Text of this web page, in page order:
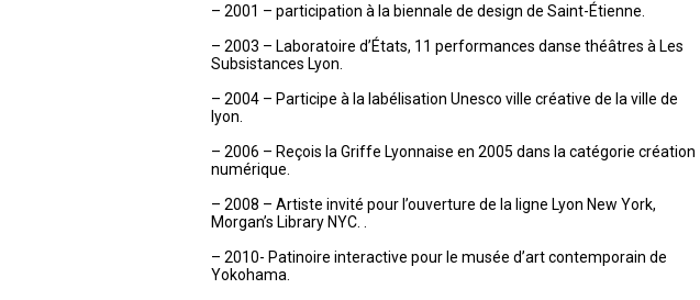
– 2001 – participation à la biennale de design de Saint-Étienne.
– 2003 – Laboratoire d’États, 11 performances danse théâtres à Les
Subsistances Lyon.
– 2004 – Participe à la labélisation Unesco ville créative de la ville de
lyon.
– 2006 – Reçois la Griffe Lyonnaise en 2005 dans la catégorie création
numérique.
– 2008 – Artiste invité pour l’ouverture de la ligne Lyon New York,
Morgan’s Library NYC. .
– 2010- Patinoire interactive pour le musée d’art contemporain de
Yokohama.